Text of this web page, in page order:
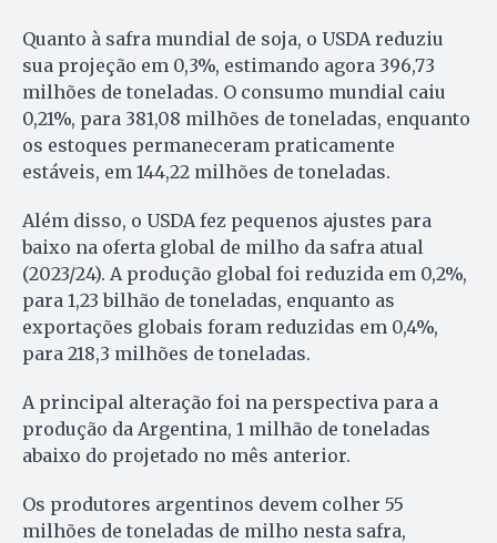
Quanto à safra mundial de soja, o USDA reduziu
sua projeção em 0,3%, estimando agora 396,73
milhões de toneladas. O consumo mundial caiu
0,21%, para 381,08 milhões de toneladas, enquanto
os estoques permaneceram praticamente
estáveis, em 144,22 milhões de toneladas.
Além disso, o USDA fez pequenos ajustes para
baixo na oferta global de milho da safra atual
(2023/24). A produção global foi reduzida em 0,2%,
para 1,23 bilhão de toneladas, enquanto as
exportações globais foram reduzidas em 0,4%,
para 218,3 milhões de toneladas.
A principal alteração foi na perspectiva para a
produção da Argentina, 1 milhão de toneladas
abaixo do projetado no mês anterior.
Os produtores argentinos devem colher 55
milhões de toneladas de milho nesta safra,